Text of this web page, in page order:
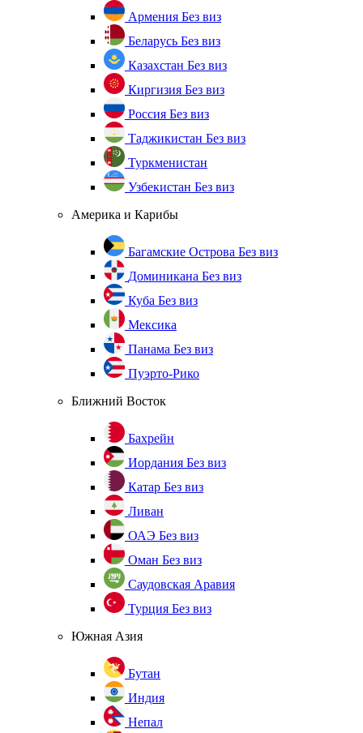
Армения Без виз
Беларусь Без виз
Казахстан Без виз
Киргизия Без виз
Россия Без виз
Таджикистан Без виз
Туркменистан
Узбекистан Без виз
Америка и Карибы
Багамские Острова Без виз
Доминикана Без виз
Куба Без виз
Мексика
Панама Без виз
Пуэрто-Рико
Ближний Восток
Бахрейн
Иордания Без виз
Катар Без виз
Ливан
ОАЭ Без виз
Оман Без виз
Саудовская Аравия
Турция Без виз
Южная Азия
Бутан
Индия
Непал